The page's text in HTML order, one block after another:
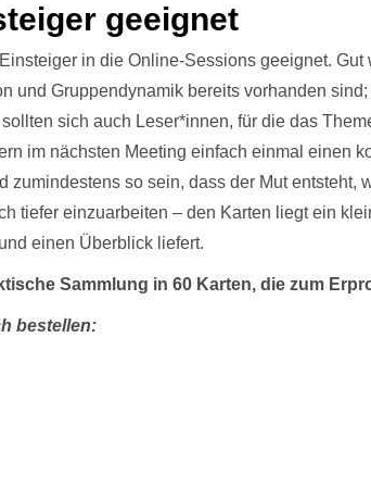
geeignet
in die Online-Sessions geeignet.
und Gruppendynamik bereits vorhanden
sich auch Leser*innen, für die das
im nächsten Meeting einfach einmal einen
zumindestens so sein, dass der Mut entsteht,
tiefer einzuarbeiten – den Karten liegt ein
einen Überblick liefert.
Sammlung in 60 Karten, die zum
bestellen: